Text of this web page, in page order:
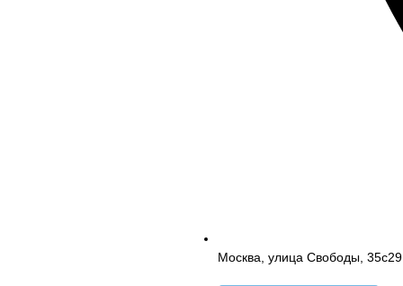
Москва, улица Свободы, 35с29